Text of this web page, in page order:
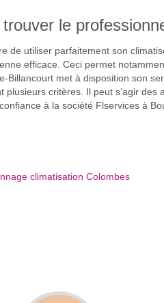
le
de utiliser parfaitement son
efficace. Ceci permet
Billancourt met à disposition son
critères. Il peut s’agir
à la société Flservices à
climatisation Colombes